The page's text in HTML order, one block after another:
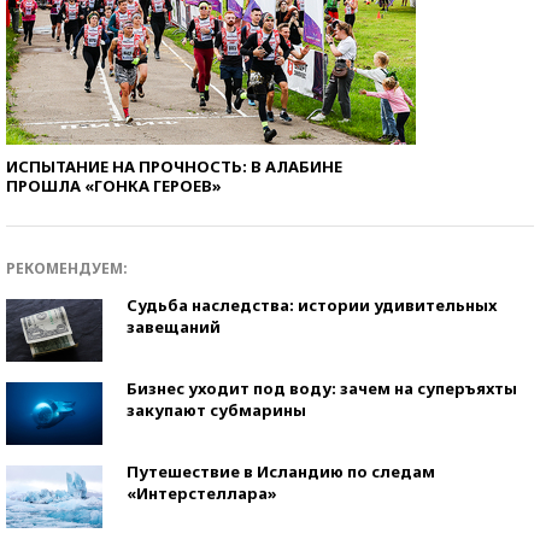
ИСПЫТАНИЕ НА ПРОЧНОСТЬ: В АЛАБИНЕ
ПРОШЛА «ГОНКА ГЕРОЕВ»
РЕКОМЕНДУЕМ:
Судьба наследства: истории удивительных
завещаний
Бизнес уходит под воду: зачем на суперъяхты
закупают субмарины
Путешествие в Исландию по следам
«Интерстеллара»